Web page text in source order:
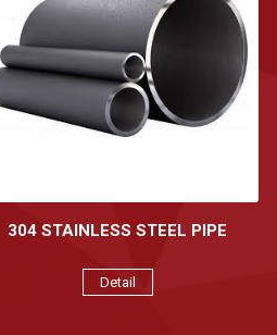
304 STAINLESS STEEL PIPE
Detail